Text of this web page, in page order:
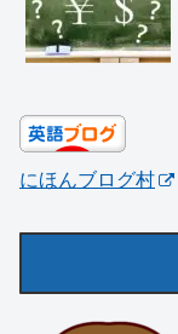
にほんブログ村